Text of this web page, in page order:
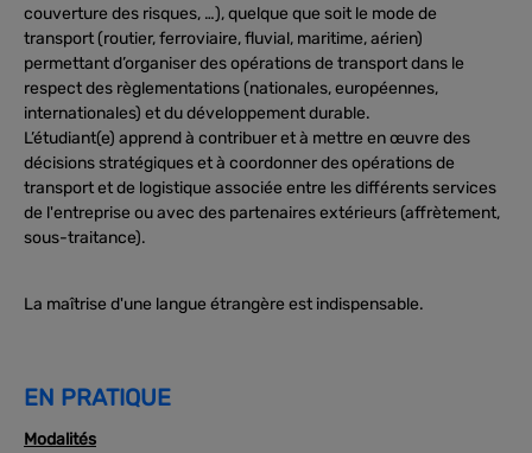
couverture des risques, …), quelque que soit le mode de
transport (routier, ferroviaire, fluvial, maritime, aérien)
permettant d’organiser des opérations de transport dans le
respect des règlementations (nationales, européennes,
internationales) et du développement durable.
L’étudiant(e) apprend à contribuer et à mettre en œuvre des
décisions stratégiques et à coordonner des opérations de
transport et de logistique associée entre les différents services
de l'entreprise ou avec des partenaires extérieurs (affrètement,
sous-traitance).
La maîtrise d'une langue étrangère est indispensable.
EN PRATIQUE
Modalités